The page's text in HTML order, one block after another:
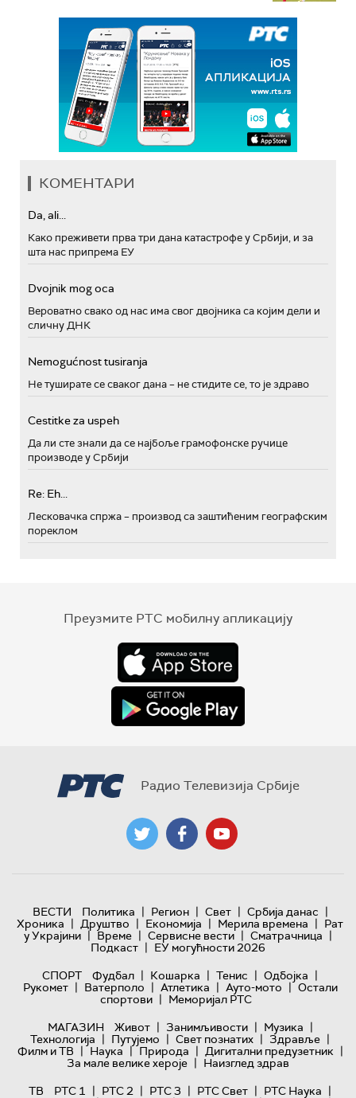
КОМЕНТАРИ
Da, ali...
Како преживети прва три дана катастрофе у Србији, и за
шта нас припрема ЕУ
Dvojnik mog oca
Вероватно свако од нас има свог двојника са којим дели и
сличну ДНК
Nemogućnost tusiranja
Не туширате се сваког дана – не стидите се, то је здраво
Cestitke za uspeh
Да ли сте знали да се најбоље грамофонске ручице
производе у Србији
Re: Eh...
Лесковачка спржа – производ са заштићеним географским
пореклом
Преузмите РТС мобилну апликацију
Радио Телевизија Србије
ВЕСТИ Политика | Регион | Свет | Србија данас |
Хроника | Друштво | Економија | Мерила времена | Рат
у Украјини | Време | Сервисне вести | Сматрачница |
Подкаст | ЕУ могућности 2026
СПОРТ
Фудбал | Кошарка | Тенис | Одбојка |
Рукомет | Ватерполо | Атлетика | Ауто-мото | Остали
спортови | Меморијал РТС
МАГАЗИН
Живот | Занимљивости | Музика |
Технологијa | Путујемо | Свет познатих | Здравље |
Филм и ТВ | Наука | Природа | Дигитални предузетник |
За мале велике хероје | Наизглед здрав
ТВ
РТС 1 | РТС 2 | РТС 3 | РТС Свет | РТС Наука |